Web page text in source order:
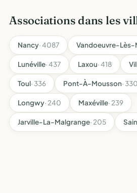
Associations dans les
Nancy· 4087 Vandoeuvre-Lès-
Lunéville· 437 Laxou· 418
Toul· 336 Pont-À-Mousson· 330
Longwy· 240 Maxéville· 239
Jarville-La-Malgrange· 205